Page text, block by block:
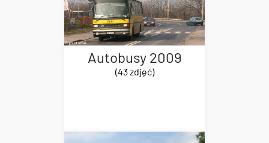
Autobusy 2009
(43 zdjęć)